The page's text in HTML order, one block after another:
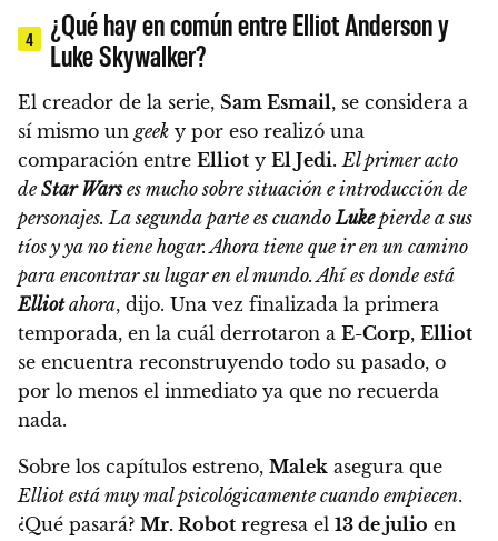
4
¿Qué hay en común entre Elliot Anderson y
Luke Skywalker?
El creador de la serie, Sam Esmail, se considera a
sí mismo un geek y por eso realizó una
comparación entre Elliot y El Jedi.El primer acto
de Star Warses mucho sobre situación e introducción de
personajes. La segunda parte es cuandoLukepierde a sus
tíos y ya no tiene hogar. Ahora tiene que ir en un camino
para encontrar su lugar en el mundo. Ahí es donde está
Elliotahora, dijo. Una vez finalizada la primera
temporada, en la cuál derrotaron a E-Corp, Elliot
se encuentra reconstruyendo todo su pasado, o
por lo menos el inmediato ya que no recuerda
nada.
Sobre los capítulos estreno, Malek asegura que
Elliot está muy mal psicológicamente cuando empiecen.
¿Qué pasará? Mr. Robot regresa el 13 de julio en